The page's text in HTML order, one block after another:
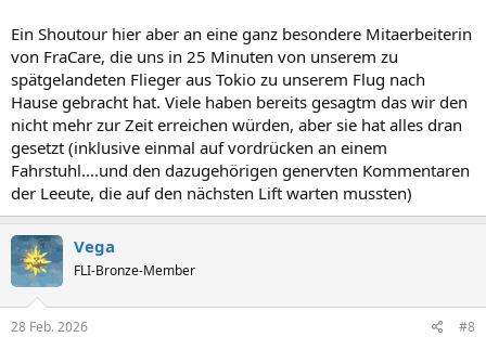
Ein Shoutour hier aber an eine ganz besondere Mitaerbeiterin
von FraCare, die uns in 25 Minuten von unserem zu
spätgelandeten Flieger aus Tokio zu unserem Flug nach
Hause gebracht hat. Viele haben bereits gesagtm das wir den
nicht mehr zur Zeit erreichen würden, aber sie hat alles dran
gesetzt (inklusive einmal auf vordrücken an einem
Fahrstuhl....und den dazugehörigen genervten Kommentaren
der Leeute, die auf den nächsten Lift warten mussten)
Vega
FLI-Bronze-Member
28 Feb. 2026 #8